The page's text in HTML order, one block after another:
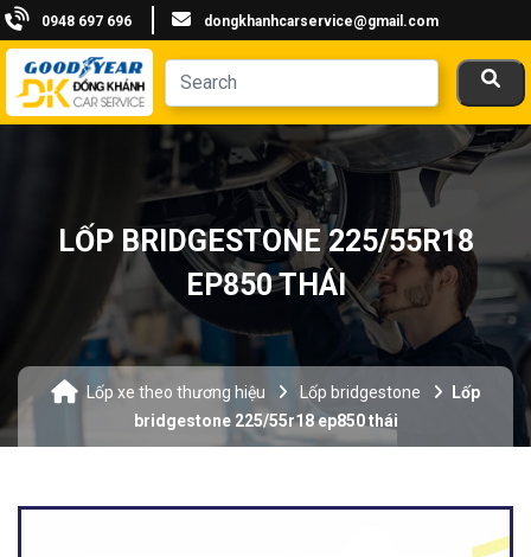
0948 697 696 dongkhanhcarservice@gmail.com
LỐP BRIDGESTONE 225/55R18
EP850 THÁI
Lốp xe theo thương hiệu Lốp bridgestone
Lốp
bridgestone 225/55r18 ep850 thái